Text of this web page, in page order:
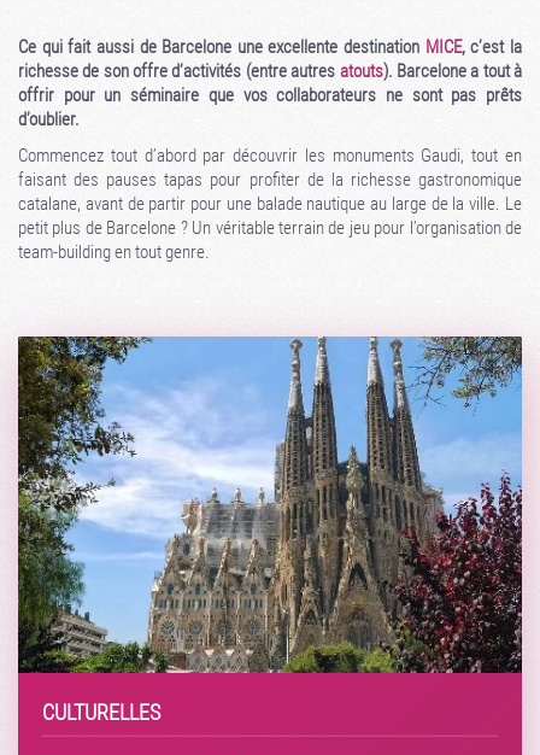
Ce qui fait aussi de Barcelone une excellente destination MICE, c’est la
richesse de son offre d’activités (entre autres atouts). Barcelone a tout à
offrir pour un séminaire que vos collaborateurs ne sont pas prêts
d’oublier.
Commencez tout d’abord par découvrir les monuments Gaudi, tout en
faisant des pauses tapas pour profiter de la richesse gastronomique
catalane, avant de partir pour une balade nautique au large de la ville. Le
petit plus de Barcelone ? Un véritable terrain de jeu pour l’organisation de
team-building en tout genre.
CULTURELLES